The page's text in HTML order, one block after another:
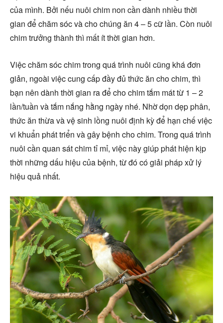
của mình. Bởi nếu nuôi chim non cần dành nhiều thời
gian để chăm sóc và cho chúng ăn 4 – 5 cữ lần. Còn nuôi
chim trưởng thành thì mất ít thời gian hơn.
Việc chăm sóc chim trong quá trình nuôi cũng khá đơn
giản, ngoài việc cung cấp đầy đủ thức ăn cho chim, thì
bạn nên dành thời gian ra để cho chim tắm mát từ 1 – 2
lần/tuần và tắm nắng hằng ngày nhé. Nhờ dọn dẹp phân,
thức ăn thừa và vệ sinh lồng nuôi định kỳ để hạn chế việc
vi khuẩn phát triển và gây bệnh cho chim. Trong quá trình
nuôi cần quan sát chim tỉ mỉ, việc này giúp phát hiện kịp
thời những dấu hiệu của bệnh, từ đó có giải pháp xử lý
hiệu quả nhất.